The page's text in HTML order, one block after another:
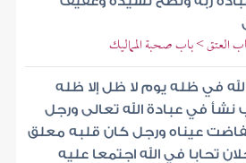
العتق > باب صحبة المماليك
في ظله يوم لا ظل إلا ظله
نشأ في عبادة الله تعالى ورجل
ففاضت عيناه ورجل كان قلبه معلق
تحابا في الله اجتمعا عليه